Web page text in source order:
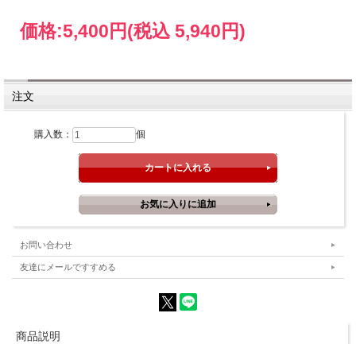
価格:5,400円(税込 5,940円)
注文
購入数： 個
お問い合わせ
友達にメールですすめる
商品説明